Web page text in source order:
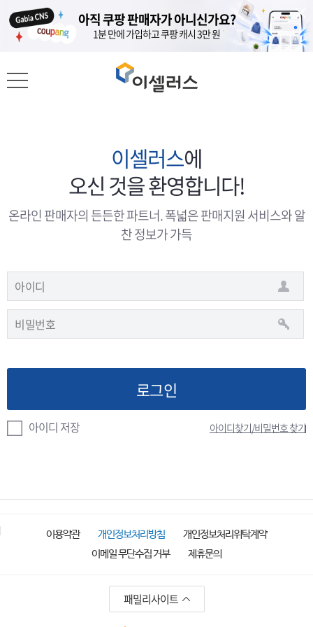
도메인이 있다면, 홈페이지는 무료?
가비아 도메인 고객 대상 클릭엔 1년 무료
아직 쿠팡 판매자가 아니신가요?
1분 만에 가입하고 쿠팡 캐시 3만 원
도메인이 있다면, 홈페이지는 무료?
가비아 도메인 고객 대상 클릭엔 1년 무료
아직 쿠팡 판매자가 아니신가요?
1분 만에 가입하고 쿠팡 캐시 3만 원
이셀러스에
오신 것을 환영합니다!
온라인 판매자의 든든한 파트너. 폭넓은 판매지원 서비스와 알
찬 정보가 가득
아이디 저장 아이디찾기/비밀번호 찾기
이용약관 개인정보처리방침
개인정보처리위탁계약
이메일 무단수집 거부
제휴문의
패밀리사이트